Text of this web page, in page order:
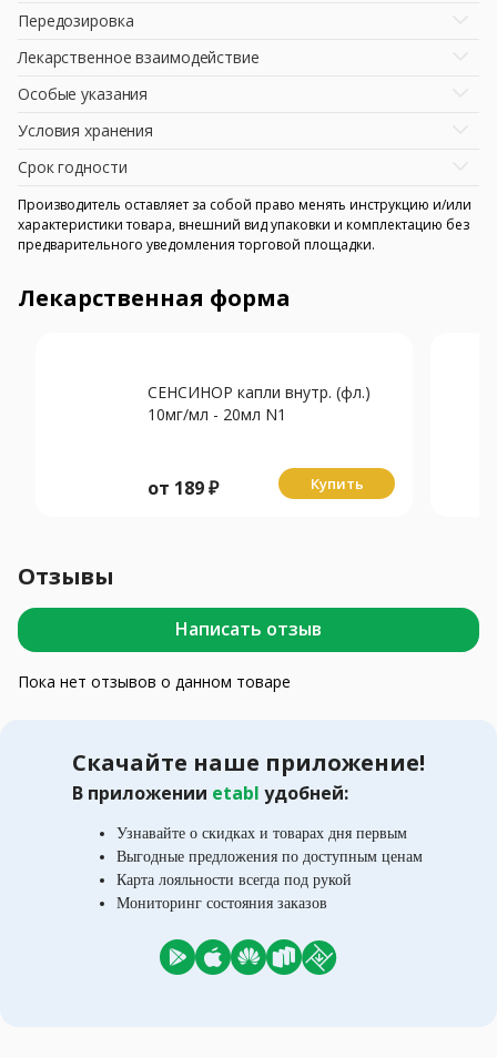
Передозировка
Лекарственное взаимодействие
Особые указания
Условия хранения
Срок годности
Производитель оставляет за собой право менять инструкцию и/или
характеристики товара, внешний вид упаковки и комплектацию без
предварительного уведомления торговой площадки.
Лекарственная форма
СЕНСИНОР капли внутр. (фл.)
10мг/мл - 20мл N1
от 189₽ Купить
Отзывы
Написать отзыв
Пока нет отзывов о данном товаре
Скачайте наше приложение!
В приложении etabl удобней:
Узнавайте о скидках и товарах дня первым
Выгодные предложения по доступным ценам
Карта лояльности всегда под рукой
Мониторинг состояния заказов